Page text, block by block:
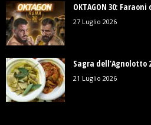
OKTAGON 30:
27 Luglio 2026
Sagra dell’Agnolotto
21 Luglio 2026